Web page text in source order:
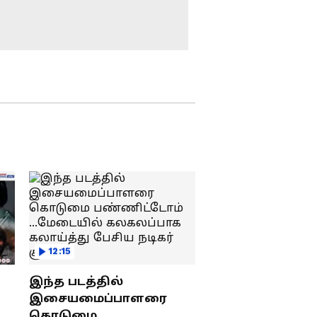
'ஜனநாயகன்' ரிலீஸ்
தேதியில் ட்விஸ்ட்..!
Vedan : அனிருத்
இசையில் பாடிய
ராப்பர் வேடன்...
லோகேஷ் கனகராஜ்
படத்துக்காக
கூட்டணி!
சமந்தாவுக்கு சிம்பிளா
நடந்து முடிந்த
வளைகாப்பு...
12:15
இந்த படத்தில்
இசையமைப்பாளரை